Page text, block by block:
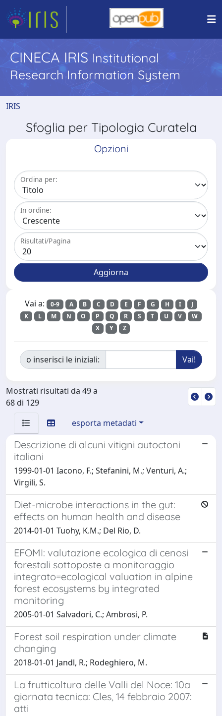
CINECA IRIS Institutional
Research Information System
IRIS
Sfoglia per Tipologia Curatela
Opzioni
Ordina per:
In ordine:
Risultati/Pagina
Vai a: 0-9 A B C D E F G H I
J
K
L M N O P Q R S T U V
W
X
Y Z
o inserisci le iniziali:
Mostrati risultati da 49 a
68 di 129
esporta metadati
Descrizione di alcuni vitigni autoctoni
italiani
1999-01-01 Iacono, F.; Stefanini, M.; Venturi, A.;
Virgili, S.
Diet-microbe interactions in the gut:
effects on human health and disease
2014-01-01 Tuohy, K.M.; Del Rio, D.
EFOMI: valutazione ecologica di cenosi
forestali sottoposte a monitoraggio
integrato=ecological valuation in alpine
forest ecosystems by integrated
monitoring
2005-01-01 Salvadori, C.; Ambrosi, P.
Forest soil respiration under climate
changing
2018-01-01 Jandl, R.; Rodeghiero, M.
La frutticoltura delle Valli del Noce: 10a
giornata tecnica: Cles, 14 febbraio 2007:
atti